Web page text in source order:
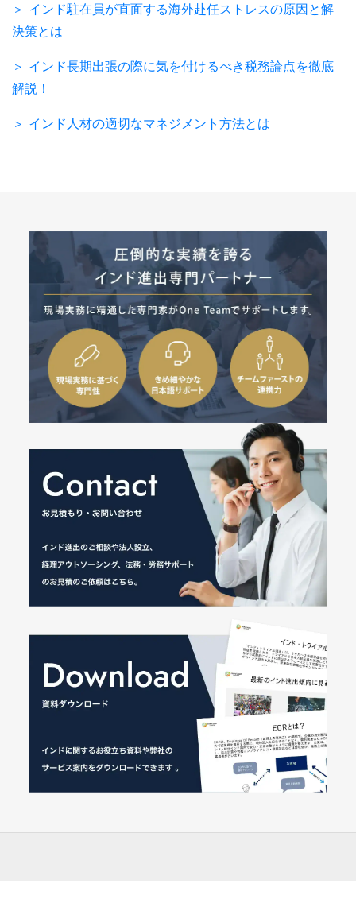
＞ インド駐在員が直面する海外赴任ストレスの原因と解
決策とは
＞ インド長期出張の際に気を付けるべき税務論点を徹底
解説！
＞ インド人材の適切なマネジメント方法とは